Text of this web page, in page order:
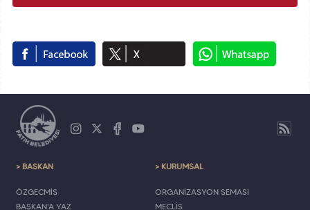
> BAŞKAN
ÖZGEÇMİŞ
BAŞKAN'A YAZ
> KURUMSAL
ORGANİZASYON ŞEMASI
MECLİS